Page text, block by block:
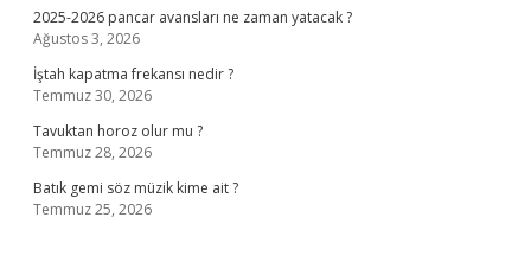
2025-2026 pancar avansları ne zaman yatacak ?
Ağustos 3, 2026
İştah kapatma frekansı nedir ?
Temmuz 30, 2026
Tavuktan horoz olur mu ?
Temmuz 28, 2026
Batık gemi söz müzik kime ait ?
Temmuz 25, 2026